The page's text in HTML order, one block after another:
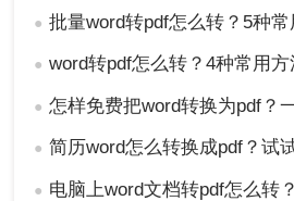
● 批量word转pdf怎么转？5种常
● word转pdf怎么转？4种常用方
● 怎样免费把word转换为pdf？一文
● 简历word怎么转换成pdf？试试这
● 电脑上word文档转pdf怎么转？教